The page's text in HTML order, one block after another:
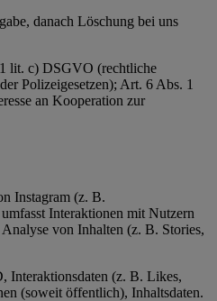
danach Löschung bei uns
lit. c) DSGVO (rechtliche
Polizeigesetzen); Art. 6 Abs. 1
an Kooperation zur
Instagram (z. B.
Interaktionen mit Nutzern
von Inhalten (z. B. Stories,
Interaktionsdaten (z. B. Likes,
(soweit öffentlich), Inhaltsdaten.